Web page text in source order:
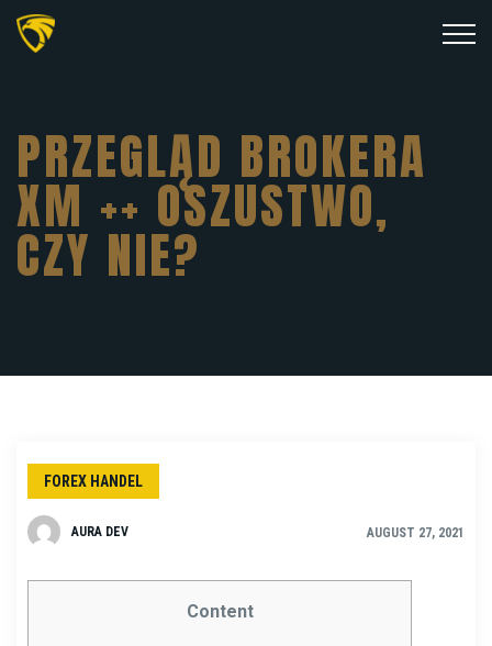
PRZEGLĄD BROKERA
XM ++ OSZUSTWO,
CZY NIE?
FOREX HANDEL
AURA DEV AUGUST 27, 2021
Content